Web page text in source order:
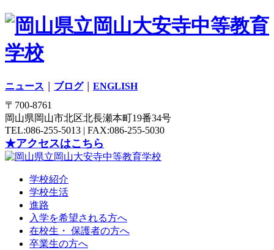
ニュース ブログ｜ ENGLISH
〒700-8761
岡山県岡山市北区北長瀬本町19番34号
TEL:086-255-5013 | FAX:086-255-5030
★アクセスはこちら
学校紹介
学校生活
進路
入学を希望される方へ
在校生・ 保護者の方へ
卒業生の方へ